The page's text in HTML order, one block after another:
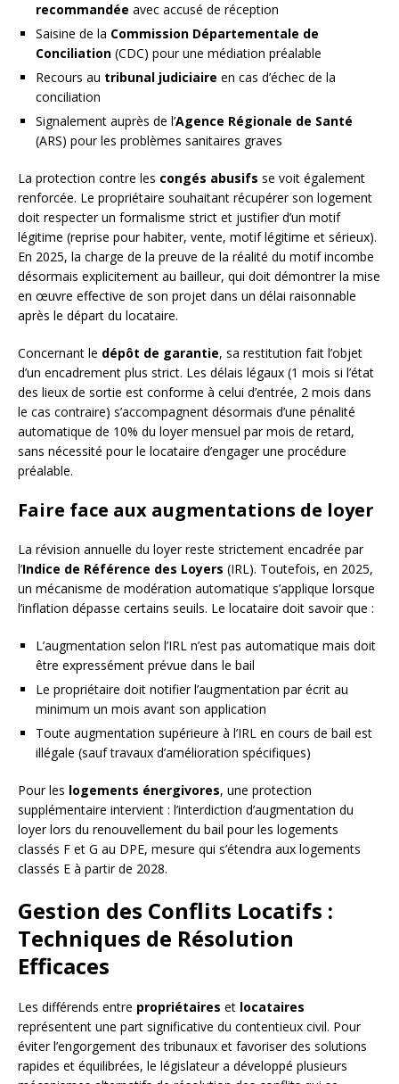
recommandée avec accusé de réception
Saisine de la Commission Départementale de
Conciliation (CDC) pour une médiation préalable
Recours au tribunal judiciaire en cas d’échec de la
conciliation
Signalement auprès de l’Agence Régionale de Santé
(ARS) pour les problèmes sanitaires graves
La protection contre les congés abusifs se voit également
renforcée. Le propriétaire souhaitant récupérer son logement
doit respecter un formalisme strict et justifier d’un motif
légitime (reprise pour habiter, vente, motif légitime et sérieux).
En 2025, la charge de la preuve de la réalité du motif incombe
désormais explicitement au bailleur, qui doit démontrer la mise
en œuvre effective de son projet dans un délai raisonnable
après le départ du locataire.
Concernant le dépôt de garantie, sa restitution fait l’objet
d’un encadrement plus strict. Les délais légaux (1 mois si l’état
des lieux de sortie est conforme à celui d’entrée, 2 mois dans
le cas contraire) s’accompagnent désormais d’une pénalité
automatique de 10% du loyer mensuel par mois de retard,
sans nécessité pour le locataire d’engager une procédure
préalable.
Faire face aux augmentations de loyer
La révision annuelle du loyer reste strictement encadrée par
l’Indice de Référence des Loyers (IRL). Toutefois, en 2025,
un mécanisme de modération automatique s’applique lorsque
l’inflation dépasse certains seuils. Le locataire doit savoir que :
L’augmentation selon l’IRL n’est pas automatique mais doit
être expressément prévue dans le bail
Le propriétaire doit notifier l’augmentation par écrit au
minimum un mois avant son application
Toute augmentation supérieure à l’IRL en cours de bail est
illégale (sauf travaux d’amélioration spécifiques)
Pour les logements énergivores, une protection
supplémentaire intervient : l’interdiction d’augmentation du
loyer lors du renouvellement du bail pour les logements
classés F et G au DPE, mesure qui s’étendra aux logements
classés E à partir de 2028.
Gestion des Conflits Locatifs :
Techniques de Résolution
Efficaces
Les différends entre propriétaires et locataires
représentent une part significative du contentieux civil. Pour
éviter l’engorgement des tribunaux et favoriser des solutions
rapides et équilibrées, le législateur a développé plusieurs